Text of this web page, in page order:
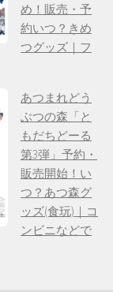
め！販売・予
約いつ？きめ
つグッズ｜フ
あつまれどう
ぶつの森「と
もだちどーる
第3弾」予約・
販売開始！い
つ？あつ森グ
ッズ(食玩)｜コ
ンビニなどで